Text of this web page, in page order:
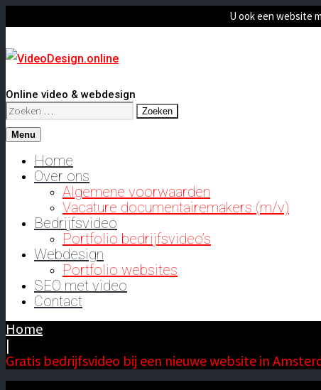
U ook een website
Online video & webdesign
Zoeken
naar:
Menu
Home
Over ons
Algemene voorwaarden
Vacature documentairemakers (m/v)
Bedrijfsvideo
Portfolio bedrijfsvideo’s
Webdesign
Portfolio websites
SEO met video
Contact
Home
|
Gratis bedrijfsvideo bij een nieuwe website in